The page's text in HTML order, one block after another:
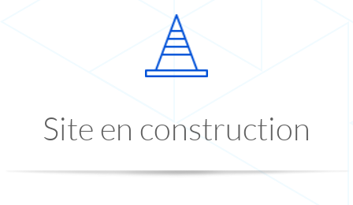
Site en construction